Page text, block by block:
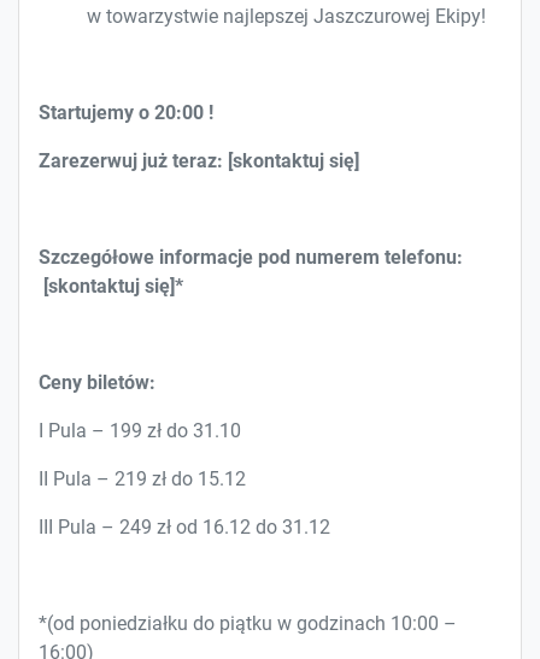
w towarzystwie najlepszej Jaszczurowej Ekipy!
Startujemy o 20:00 !
Zarezerwuj już teraz: [skontaktuj się]
Szczegółowe informacje pod numerem telefonu:
[skontaktuj się]*
Ceny biletów:
I Pula – 199 zł do 31.10
II Pula – 219 zł do 15.12
III Pula – 249 zł od 16.12 do 31.12
*(od poniedziałku do piątku w godzinach 10:00 –
16:00)